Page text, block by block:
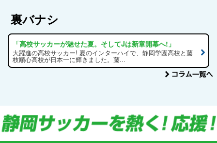
裏バナシ
「高校サッカーが魅せた夏。そしてJは新章開幕へ!」
大躍進の高校サッカー! 夏のインターハイで、静岡学園高校と藤
枝順心高校が日本一に輝きました。藤...